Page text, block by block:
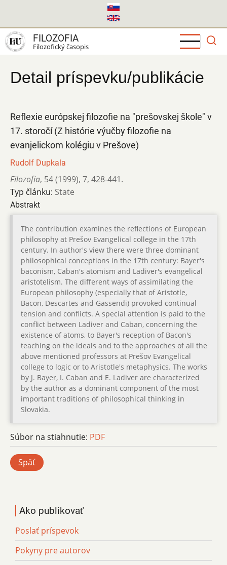
hlavný
obsah
FILOZOFIA
Filozofický časopis
Detail príspevku/publikácie
Reflexie európskej filozofie na "prešovskej škole" v
17. storočí (Z histórie výučby filozofie na
evanjelickom kolégiu v Prešove)
Rudolf Dupkala
Filozofia, 54 (1999), 7, 428-441.
Typ článku: State
Abstrakt
The contribution examines the reflections of European
philosophy at Prešov Evangelical college in the 17th
century. In author's view there were three dominant
philosophical conceptions in the 17th century: Bayer's
baconism, Caban's atomism and Ladiver's evangelical
aristotelism. The different ways of assimilating the
European philosophy (especially that of Aristotle,
Bacon, Descartes and Gassendi) provoked continual
tension and conflicts. A special attention is paid to the
conflict between Ladiver and Caban, concerning the
existence of atoms, to Bayer's reception of Bacon's
teaching on the ideals and to the approaches of all the
above mentioned professors at Prešov Evangelical
college to logic or to Aristotle's metaphysics. The works
by J. Bayer, I. Caban and E. Ladiver are characterized
by the author as a dominant component of the most
important traditions of philosophical thinking in
Slovakia.
Súbor na stiahnutie: PDF
Späť
Ako publikovať
Poslať príspevok
Pokyny pre autorov